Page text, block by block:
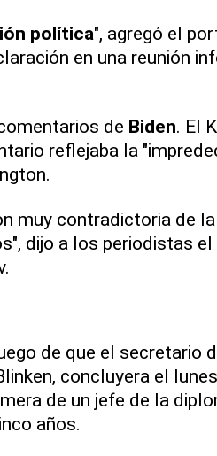
política", agregó el
en una reunión
de Biden. El
reflejaba la
muy contradictoria de
dijo a los periodistas
de que el secretario
concluyera el
de un jefe de la
años.